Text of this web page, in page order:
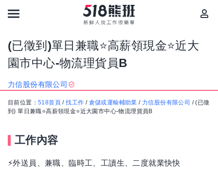
(已徵到)單日兼職⭐高薪領現金⭐近大
園市中心-物流理貨員B
力信股份有限公司
目前位置： 518首頁 /找工作 / 倉儲或運輸輔助業 / 力信股份有限公司 /(已徵
到) 單日兼職⭐高薪領現金⭐近大園市中心-物流理貨員B
工作內容
⚡外送員、兼職、臨時工、工讀生、二度就業快快